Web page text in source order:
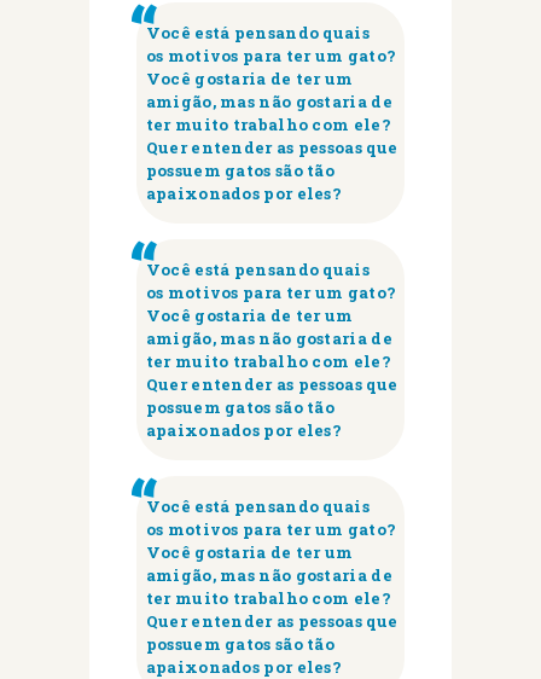
Você está pensando quais
os motivos para ter um gato?
Você gostaria de ter um
amigão, mas não gostaria de
ter muito trabalho com ele?
Quer entender as pessoas que
possuem gatos são tão
apaixonados por eles?
Você está pensando quais
os motivos para ter um gato?
Você gostaria de ter um
amigão, mas não gostaria de
ter muito trabalho com ele?
Quer entender as pessoas que
possuem gatos são tão
apaixonados por eles?
Você está pensando quais
os motivos para ter um gato?
Você gostaria de ter um
amigão, mas não gostaria de
ter muito trabalho com ele?
Quer entender as pessoas que
possuem gatos são tão
apaixonados por eles?